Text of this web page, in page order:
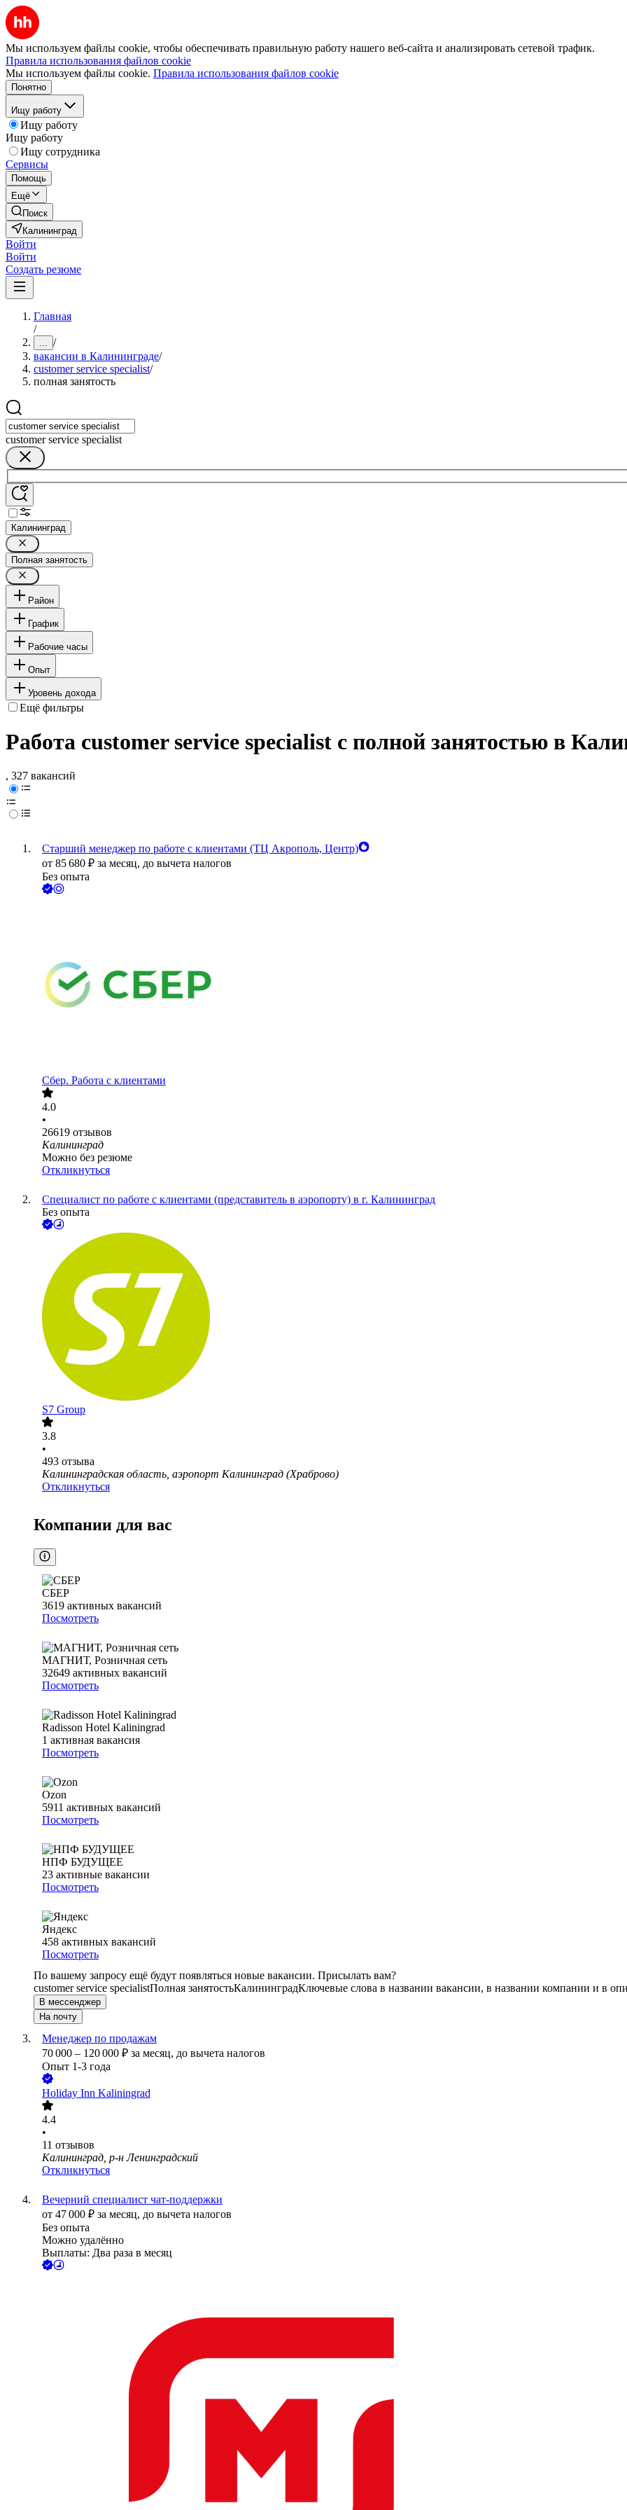
Мы используем файлы cookie, чтобы обеспечивать правильную работу нашего веб-сайта и анализировать сетевой трафик.
Правила использования файлов cookie
Мы используем файлы cookie. Правила использования файлов cookie
Понятно
Ищу работу
Ищу работу
Ищу работу
Ищу сотрудника
Сервисы
Помощь
Ещё
Поиск
Калининград
Войти
Войти
Создать резюме
Главная
/
... /
вакансии в Калининграде/
customer service specialist/
полная занятость
customer service specialist
Калининград
Полная занятость
Район
График
Рабочие часы
Опыт
Уровень дохода
Ещё фильтры
Работа customer service specialist с полной занятостью в
, 327 вакансий
Старший менеджер по работе с клиентами (ТЦ Акрополь, Центр)
от 85 680 ₽ за месяц, до вычета налогов
Без опыта
Сбер. Работа с клиентами
4.0
•
26619 отзывов
Калининград
Можно без резюме
Откликнуться
Специалист по работе с клиентами (представитель в аэропорту) в г. Калининград
Без опыта
S7 Group
3.8
•
493 отзыва
Калининградская область, аэропорт Калининград (Храброво)
Откликнуться
Компании для вас
СБЕР
3619 активных вакансий
Посмотреть
МАГНИТ, Розничная сеть
32649 активных вакансий
Посмотреть
Radisson Hotel Kaliningrad
1 активная вакансия
Посмотреть
Ozon
5911 активных вакансий
Посмотреть
НПФ БУДУЩЕЕ
23 активные вакансии
Посмотреть
Яндекс
458 активных вакансий
Посмотреть
По вашему запросу ещё будут появляться новые вакансии. Присылать вам?
customer service specialistПолная занятостьКалининградКлючевые слова в названии вакансии, в названии компании и в
В мессенджер
На почту
Менеджер по продажам
70 000 – 120 000 ₽ за месяц, до вычета налогов
Опыт 1-3 года
Holiday Inn Kaliningrad
4.4
•
11 отзывов
Калининград, р-н Ленинградский
Откликнуться
Вечерний специалист чат-поддержки
от 47 000 ₽ за месяц, до вычета налогов
Без опыта
Можно удалённо
Выплаты: Два раза в месяц